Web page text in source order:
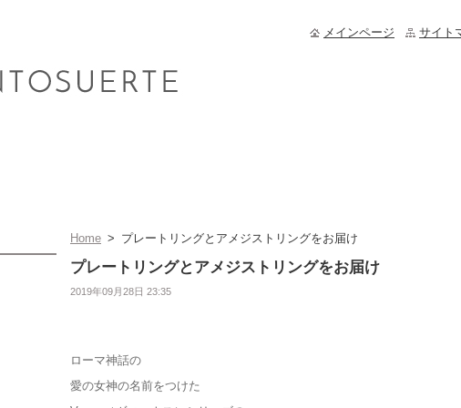
Home > プレートリングとアメジストリングをお届け
プレートリングとアメジストリングをお届け
2019年09月28日 23:35
ローマ神話の
愛の女神の名前をつけた
メインページ サイト